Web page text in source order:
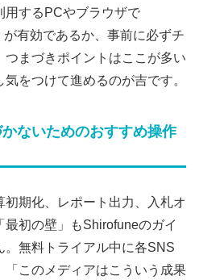
用するPCやブラウザで
が有効であるか、事前に必ずチ
つまづきポイントはここが多い
をつけて進めるのが吉です。
ないためのおすすめ操作
期化、レポート出力、入札オ
初の壁」もShirofuneのガイ
。無料トライアル中に各SNS
このメディアはこういう成果